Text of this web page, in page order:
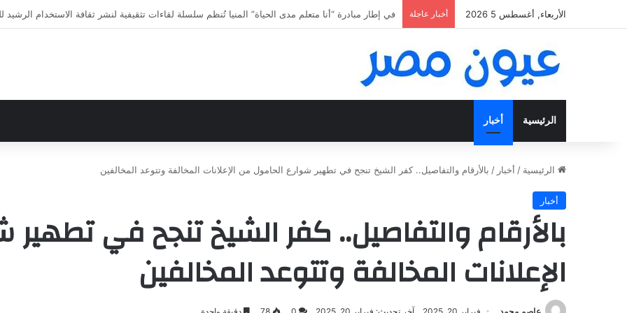
الأربعاء, أغسطس 5 2026 أخبار عاجلة «فتح عينك كويس».. اعثر على الاختلافات الخمس خلال 11 ثانية فقط
الرئيسية أخبار
الرئيسية / أخبار / بالأرقام والتفاصيل.. كفر الشيخ تنجح في تطهير شوارع الحامول من الإعلانات المخالفة وتتوعد المخالفين
أخبار
بالأرقام والتفاصيل.. كفر الشيخ تنجح في
الإعلانات المخالفة وتتوعد المخالفين